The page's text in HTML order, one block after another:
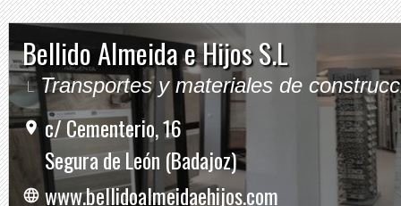
Bellido Almeida e Hijos S.L
Transportes y materiales de
c/ Cementerio, 16
Segura de León (Badajoz)
www.bellidoalmeidaehijos.com